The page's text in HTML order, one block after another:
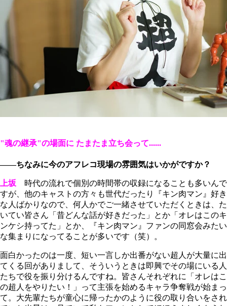
"魂の継承"の場面に たまたま立ち会って......
――ちなみに今のアフレコ現場の雰囲気はいかがですか？
上坂 時代の流れで個別の時間帯の収録になることも多いんで
すが、他のキャストの方々も世代だったり『キン肉マン』好き
な人ばかりなので、何人かでご一緒させていただくときは、た
いてい皆さん「昔どんな話が好きだった」とか「オレはこのキ
ンケシ持ってた」とか、『キン肉マン』ファンの同窓会みたい
な集まりになってることが多いです（笑）。
面白かったのは一度、短い一言しか出番がない超人が大量に出
てくる回がありまして、そういうときは即興でその場にいる人
たちで役を振り分けるんですね。皆さんそれぞれに「オレはこ
の超人をやりたい！」って主張を始めるキャラ争奪戦が始まっ
て。大先輩たちが童心に帰ったかのように役の取り合いをされ